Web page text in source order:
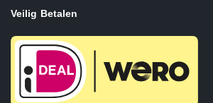
Veilig Betalen